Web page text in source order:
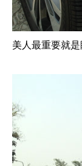
美人最重要就